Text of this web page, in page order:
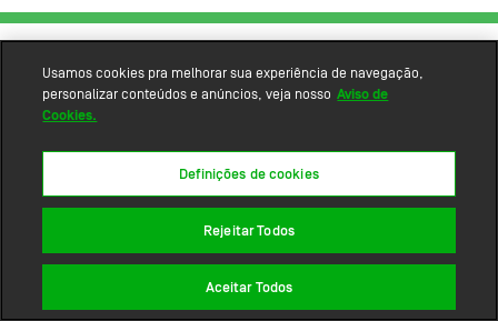
Usamos cookies pra melhorar sua experiência de navegação,
personalizar conteúdos e anúncios, veja nosso Aviso de
Cookies.
Definições de cookies
Rejeitar Todos
Aceitar Todos